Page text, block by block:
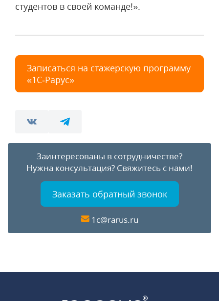
студентов в своей команде!».
Записаться на стажерскую программу
«1С‑Рарус»
Заинтересованы в сотрудничестве?
Нужна консультация? Свяжитесь с нами!
Заказать обратный звонок
1c@rarus.ru